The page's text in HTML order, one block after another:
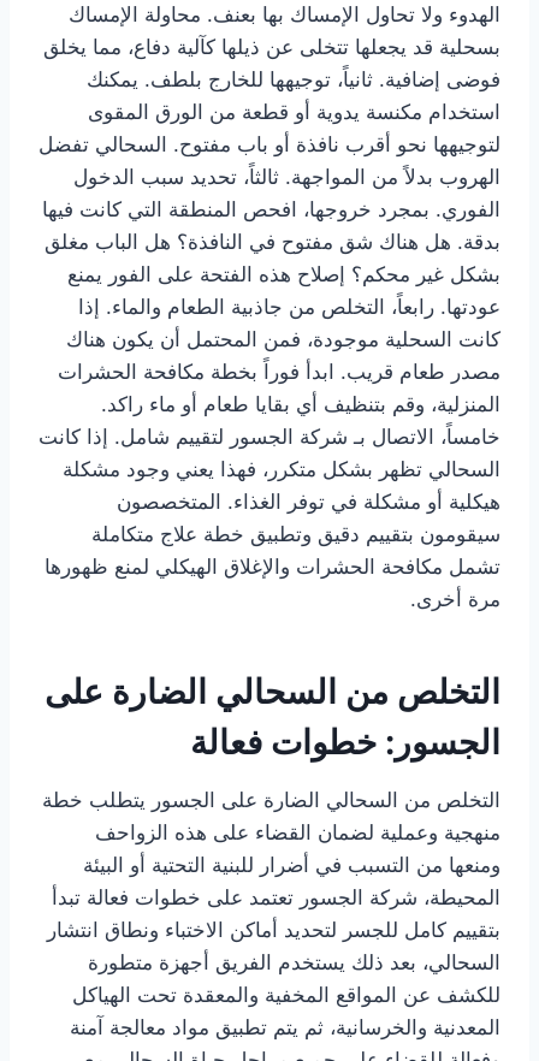
الهدوء ولا تحاول الإمساك بها بعنف. محاولة الإمساك
بسحلية قد يجعلها تتخلى عن ذيلها كآلية دفاع، مما يخلق
فوضى إضافية. ثانياً، توجيهها للخارج بلطف. يمكنك
استخدام مكنسة يدوية أو قطعة من الورق المقوى
لتوجيهها نحو أقرب نافذة أو باب مفتوح. السحالي تفضل
الهروب بدلاً من المواجهة. ثالثاً، تحديد سبب الدخول
الفوري. بمجرد خروجها، افحص المنطقة التي كانت فيها
بدقة. هل هناك شق مفتوح في النافذة؟ هل الباب مغلق
بشكل غير محكم؟ إصلاح هذه الفتحة على الفور يمنع
عودتها. رابعاً، التخلص من جاذبية الطعام والماء. إذا
كانت السحلية موجودة، فمن المحتمل أن يكون هناك
مصدر طعام قريب. ابدأ فوراً بخطة مكافحة الحشرات
المنزلية، وقم بتنظيف أي بقايا طعام أو ماء راكد.
خامساً، الاتصال بـ شركة الجسور لتقييم شامل. إذا كانت
السحالي تظهر بشكل متكرر، فهذا يعني وجود مشكلة
هيكلية أو مشكلة في توفر الغذاء. المتخصصون
سيقومون بتقييم دقيق وتطبيق خطة علاج متكاملة
تشمل مكافحة الحشرات والإغلاق الهيكلي لمنع ظهورها
مرة أخرى.
التخلص من السحالي الضارة على
الجسور: خطوات فعالة
التخلص من السحالي الضارة على الجسور يتطلب خطة
منهجية وعملية لضمان القضاء على هذه الزواحف
ومنعها من التسبب في أضرار للبنية التحتية أو البيئة
المحيطة، شركة الجسور تعتمد على خطوات فعالة تبدأ
بتقييم كامل للجسر لتحديد أماكن الاختباء ونطاق انتشار
السحالي، بعد ذلك يستخدم الفريق أجهزة متطورة
للكشف عن المواقع المخفية والمعقدة تحت الهياكل
المعدنية والخرسانية، ثم يتم تطبيق مواد معالجة آمنة